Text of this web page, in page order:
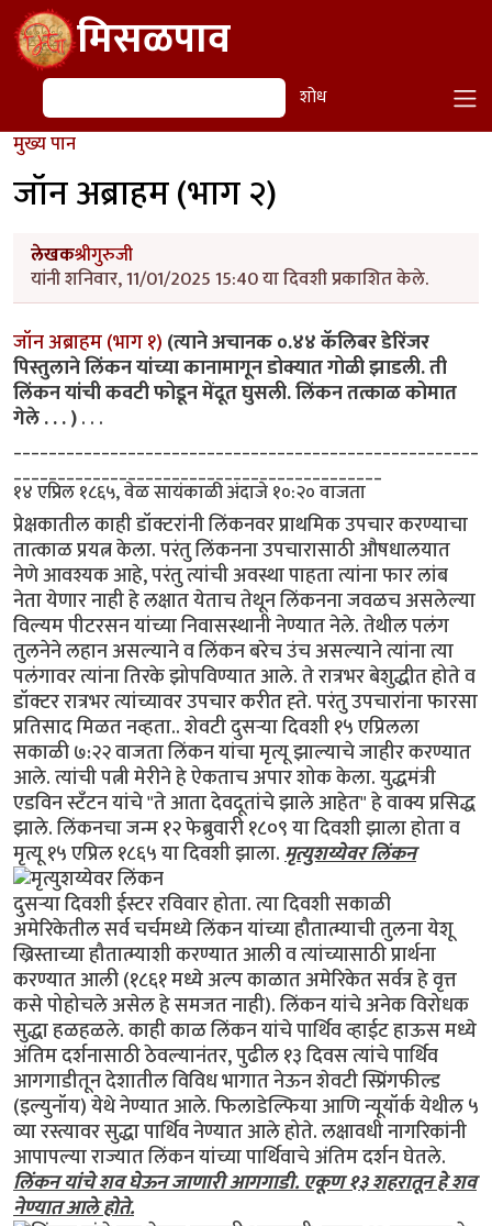
Skip to main contentमिसळपाव
शोध शोध
मुख्य पान
जॉन अब्राहम (भाग २)
लेखकश्रीगुरुजी
यांनी शनिवार, 11/01/2025 15:40 या दिवशी प्रकाशित केले.
जॉन अब्राहम (भाग १)(त्याने अचानक ०.४४ कॅलिबर डेरिंजर
पिस्तुलाने लिंकन यांच्या कानामागून डोक्यात गोळी झाडली. ती
लिंकन यांची कवटी फोडून मेंदूत घुसली. लिंकन तत्काळ कोमात
गेले . . . ). . .
_____________________________________________________
__________________________________________
१४ एप्रिल १८६५, वेळ सायंकाळी अंदाजे १०:२० वाजता
प्रेक्षकातील काही डॉक्टरांनी लिंकनवर प्राथमिक उपचार करण्याचा
तात्काळ प्रयत्न केला. परंतु लिंकनना उपचारासाठी औषधालयात
नेणे आवश्यक आहे, परंतु त्यांची अवस्था पाहता त्यांना फार लांब
नेता येणार नाही हे लक्षात येताच तेथून लिंकनना जवळच असलेल्या
विल्यम पीटरसन यांच्या निवासस्थानी नेण्यात नेले. तेथील पलंग
तुलनेने लहान असल्याने व लिंकन बरेच उंच असल्याने त्यांना त्या
पलंगावर त्यांना तिरके झोपविण्यात आले. ते रात्रभर बेशुद्धीत होते व
डॉक्टर रात्रभर त्यांच्यावर उपचार करीत ह्ते. परंतु उपचारांना फारसा
प्रतिसाद मिळत नव्हता.. शेवटी दुसर्‍या दिवशी १५ एप्रिलला
सकाळी ७:२२ वाजता लिंकन यांचा मृत्यू झाल्याचे जाहीर करण्यात
आले. त्यांची पत्नी मेरीने हे ऐकताच अपार शोक केला. युद्धमंत्री
एडविन स्टँटन यांचे "ते आता देवदूतांचे झाले आहेत" हे वाक्य प्रसिद्ध
झाले. लिंकनचा जन्म १२ फेब्रुवारी १८०९ या दिवशी झाला होता व
मृत्यू १५ एप्रिल १८६५ या दिवशी झाला.मृत्युशय्येवर लिंकन
दुसर्‍या दिवशी ईस्टर रविवार होता. त्या दिवशी सकाळी
अमेरिकेतील सर्व चर्चमध्ये लिंकन यांच्या हौतात्म्याची तुलना येशू
ख्रिस्ताच्या हौतात्म्याशी करण्यात आली व त्यांच्यासाठी प्रार्थना
करण्यात आली (१८६१ मध्ये अल्प काळात अमेरिकेत सर्वत्र हे वृत्त
कसे पोहोचले असेल हे समजत नाही). लिंकन यांचे अनेक विरोधक
सुद्धा हळहळले. काही काळ लिंकन यांचे पार्थिव व्हाईट हाऊस मध्ये
अंतिम दर्शनासाठी ठेवल्यानंतर, पुढील १३ दिवस त्यांचे पार्थिव
आगगाडीतून देशातील विविध भागात नेऊन शेवटी स्प्रिंगफील्ड
(इल्युनॉय) येथे नेण्यात आले. फिलाडेल्फिया आणि न्यूयॉर्क येथील ५
व्या रस्त्यावर सुद्धा पार्थिव नेण्यात आले होते. लक्षावधी नागरिकांनी
आपापल्या राज्यात लिंकन यांच्या पार्थिवाचे अंतिम दर्शन घेतले.
लिंकन यांचे शव घेऊन जाणारी आगगाडी. एकूण १३ शहरातून हे शव
नेण्यात आले होते.